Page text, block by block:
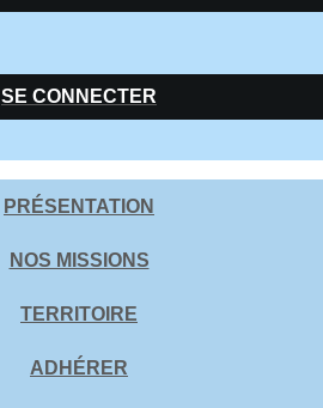
SE CONNECTER
PRÉSENTATION
NOS MISSIONS
TERRITOIRE
ADHÉRER